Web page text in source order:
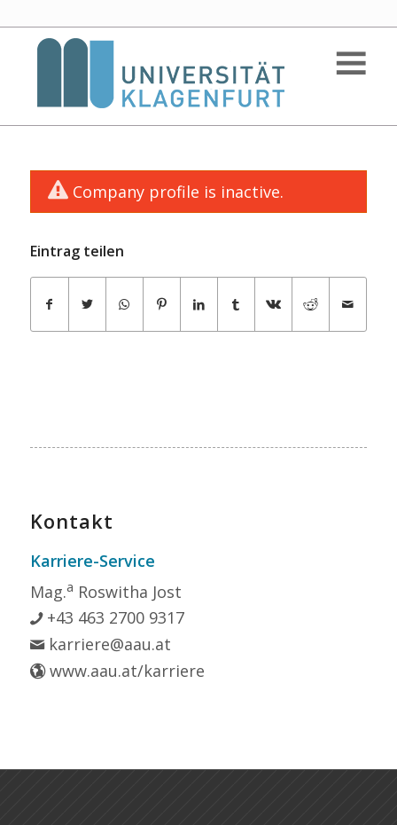
Company profile is inactive.
Eintrag teilen
Kontakt
Karriere-Service
Mag.a Roswitha Jost
+43 463 2700 9317
karriere@aau.at
www.aau.at/karriere